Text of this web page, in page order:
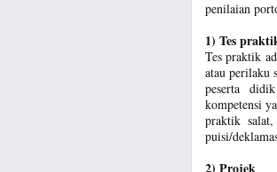
penilaian
1) Tes
Tes praktik
atau perilaku
peserta
kompetensi
praktik
puisi/
2) Projek